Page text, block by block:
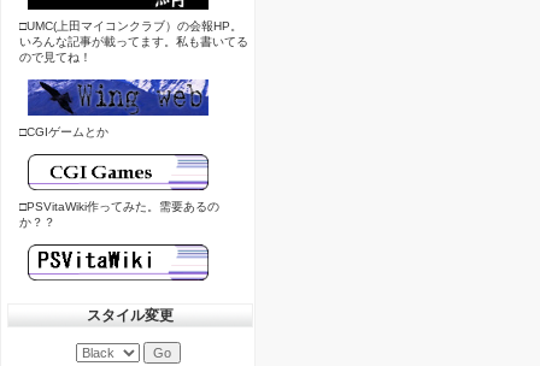
□UMC(上田マイコンクラブ）の会報HP。
いろんな記事が載ってます。私も書いてる
ので見てね！
□CGIゲームとか
□PSVitaWiki作ってみた。需要あるの
か？？
スタイル変更